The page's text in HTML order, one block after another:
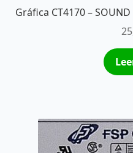
Gráfica CT4170 –